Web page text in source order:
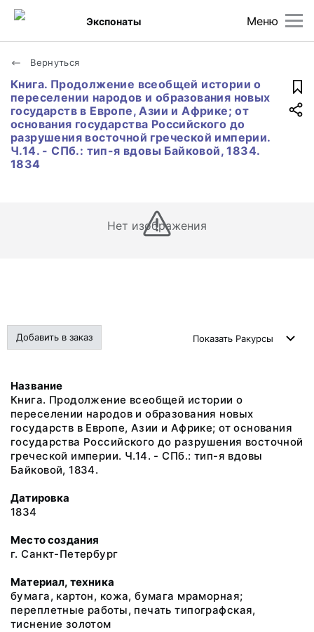
Меню
Экспонаты
Вернуться
Книга. Продолжение всеобщей истории о
переселении народов и образования новых
государств в Европе, Азии и Африке; от
основания государства Российского до
разрушения восточной греческой империи.
Ч.14. - СПб.: тип-я вдовы Байковой, 1834.
1834
Нет изображения
Добавить в заказ Показать Ракурсы
Название
Книга. Продолжение всеобщей истории о
переселении народов и образования новых
государств в Европе, Азии и Африке; от основания
государства Российского до разрушения восточной
греческой империи. Ч.14. - СПб.: тип-я вдовы
Байковой, 1834.
Датировка
1834
Место создания
г. Санкт-Петербург
Материал, техника
бумага, картон, кожа, бумага мраморная;
переплетные работы, печать типографская,
тиснение золотом